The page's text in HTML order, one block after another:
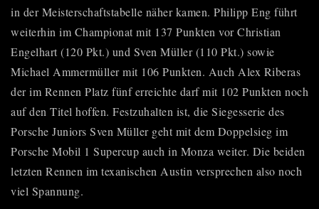
in der Meisterschaftstabelle näher kamen. Philipp Eng führt
weiterhin im Championat mit 137 Punkten vor Christian
Engelhart (120 Pkt.) und Sven Müller (110 Pkt.) sowie
Michael Ammermüller mit 106 Punkten. Auch Alex Riberas
der im Rennen Platz fünf erreichte darf mit 102 Punkten noch
auf den Titel hoffen. Festzuhalten ist, die Siegesserie des
Porsche Juniors Sven Müller geht mit dem Doppelsieg im
Porsche Mobil 1 Supercup auch in Monza weiter. Die beiden
letzten Rennen im texanischen Austin versprechen also noch
viel Spannung.